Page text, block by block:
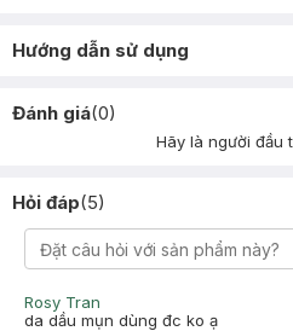
Hướng dẫn sử dụng
Đánh giá(0)
Hãy là người đầu
Hỏi đáp(5)
Rosy Tran
da dầu mụn dùng đc ko ạ